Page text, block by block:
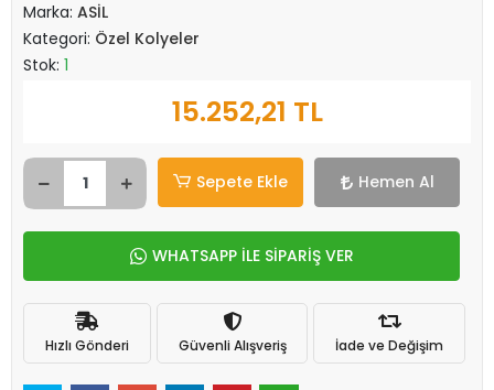
Marka: ASİL
Kategori: Özel Kolyeler
Stok: 1
15.252,21 TL
Sepete Ekle Hemen Al
WHATSAPP İLE SİPARİŞ VER
Hızlı Gönderi Güvenli Alışveriş İade ve Değişim